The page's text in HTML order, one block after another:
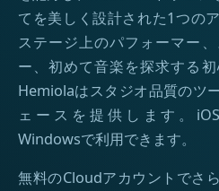
てを美しく設計された1つの
ステージ上のパフォーマー
ー、初めて音楽を探求する初
Hemiolaはスタジオ品質のツ
ェースを提供します。
Windowsで利用できます。
無料のCloudアカウントでさ